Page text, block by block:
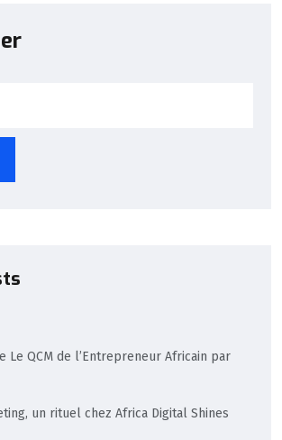
Le QCM de l’Entrepreneur Africain par
un rituel chez Africa Digital Shines